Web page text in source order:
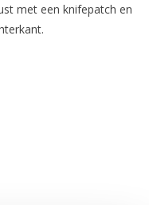
met een knifepatch en